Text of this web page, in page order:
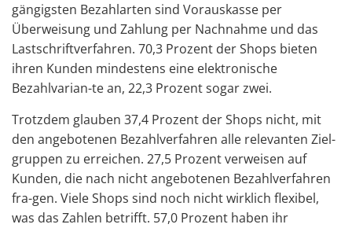
gängigsten Bezahlarten sind Vorauskasse per
Überweisung und Zahlung per Nachnahme und das
Lastschriftverfahren. 70,3 Prozent der Shops bieten
ihren Kunden mindestens eine elektronische
Bezahlvarian-te an, 22,3 Prozent sogar zwei.
Trotzdem glauben 37,4 Prozent der Shops nicht, mit
den angebotenen Bezahlverfahren alle relevanten Ziel-
gruppen zu erreichen. 27,5 Prozent verweisen auf
Kunden, die nach nicht angebotenen Bezahlverfahren
fra-gen. Viele Shops sind noch nicht wirklich flexibel,
was das Zahlen betrifft. 57,0 Prozent haben ihr